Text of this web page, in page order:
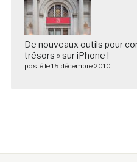
De nouveaux outils pour
trésors » sur iPhone !
posté le 15 décembre 2010